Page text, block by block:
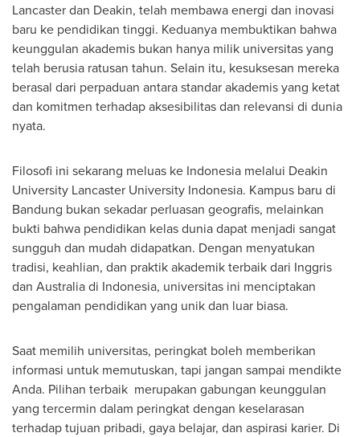
Lancaster dan Deakin, telah membawa energi dan inovasi
baru ke pendidikan tinggi. Keduanya membuktikan bahwa
keunggulan akademis bukan hanya milik universitas yang
telah berusia ratusan tahun. Selain itu, kesuksesan mereka
berasal dari perpaduan antara standar akademis yang ketat
dan komitmen terhadap aksesibilitas dan relevansi di dunia
nyata.
Filosofi ini sekarang meluas ke Indonesia melalui Deakin
University Lancaster University Indonesia. Kampus baru di
Bandung bukan sekadar perluasan geografis, melainkan
bukti bahwa pendidikan kelas dunia dapat menjadi sangat
sungguh dan mudah didapatkan. Dengan menyatukan
tradisi, keahlian, dan praktik akademik terbaik dari Inggris
dan Australiadi Indonesia, universitas ini menciptakan
pengalaman pendidikan yang unik dan luar biasa.
Saat memilih universitas, peringkat boleh memberikan
informasi untuk memutuskan, tapi jangan sampai mendikte
Anda. Pilihan terbaik merupakan gabungan keunggulan
yang tercermin dalam peringkat dengan keselarasan
terhadap tujuan pribadi, gaya belajar, dan aspirasi karier. Di